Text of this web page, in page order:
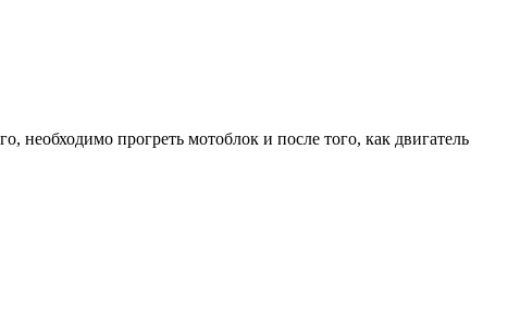
необходимо прогреть мотоблок и после того, как двигатель